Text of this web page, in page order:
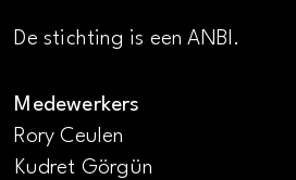
De stichting is een ANBI.
Medewerkers
Rory Ceulen
Kudret Görgün